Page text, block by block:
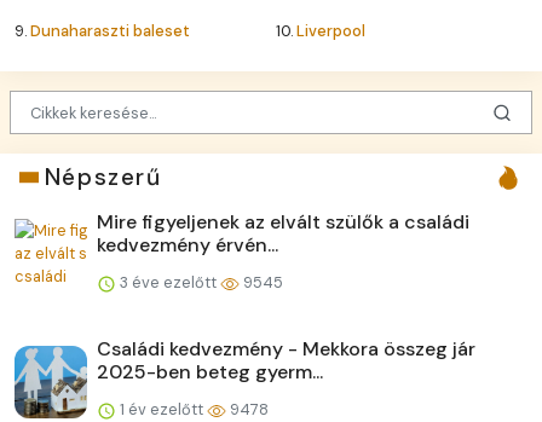
9.Dunaharaszti baleset 10.Liverpool
Népszerű
Mire figyeljenek az elvált szülők a családi
kedvezmény érvén...
3 éve ezelőtt 9545
Családi kedvezmény - Mekkora összeg jár
2025-ben beteg gyerm...
1 év ezelőtt 9478